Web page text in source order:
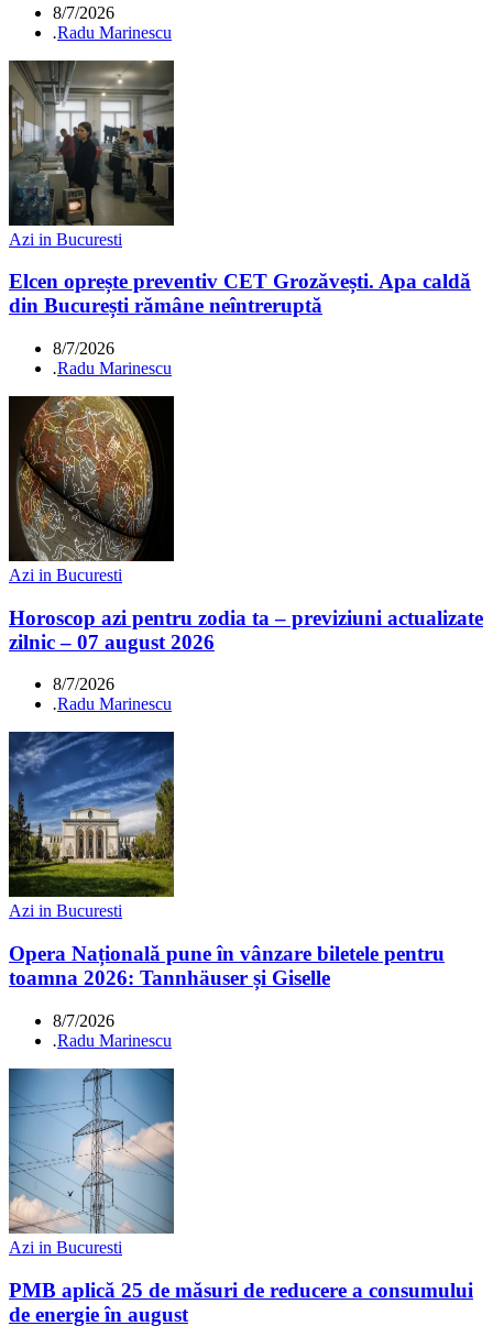
8/7/2026
.Radu Marinescu
Azi in Bucuresti
Elcen oprește preventiv CET Grozăvești. Apa caldă
din București rămâne neîntreruptă
8/7/2026
.Radu Marinescu
Azi in Bucuresti
Horoscop azi pentru zodia ta – previziuni actualizate
zilnic – 07 august 2026
8/7/2026
.Radu Marinescu
Azi in Bucuresti
Opera Națională pune în vânzare biletele pentru
toamna 2026: Tannhäuser și Giselle
8/7/2026
.Radu Marinescu
Azi in Bucuresti
PMB aplică 25 de măsuri de reducere a consumului
de energie în august